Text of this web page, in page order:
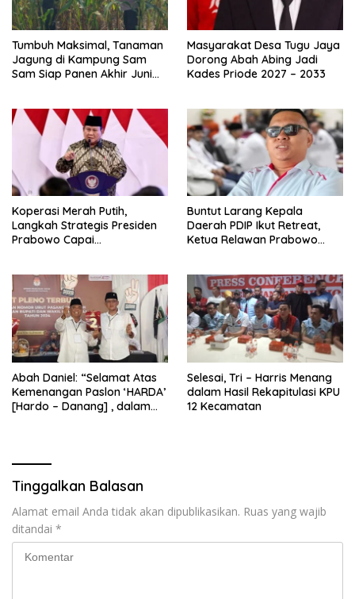
Tumbuh Maksimal, Tanaman
Jagung di Kampung Sam
Sam Siap Panen Akhir Juni
Masyarakat Desa Tugu Jaya
Dorong Abah Abing Jadi
Kades Priode 2027 – 2033
Koperasi Merah Putih,
Langkah Strategis Presiden
Prabowo Capai
Buntut Larang Kepala
Daerah PDIP Ikut Retreat,
Ketua Relawan Prabowo
Abah Daniel: “Selamat Atas
Kemenangan Paslon ‘HARDA’
[Hardo – Danang] , dalam
Selesai, Tri – Harris Menang
dalam Hasil Rekapitulasi KPU
12 Kecamatan
Tinggalkan Balasan
Alamat email Anda tidak akan dipublikasikan. Ruas yang wajib
ditandai *